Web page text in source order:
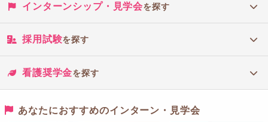
インターンシップ・見学会を探す
採用試験を探す
看護奨学金を探す
あなたにおすすめのインターン・見学会